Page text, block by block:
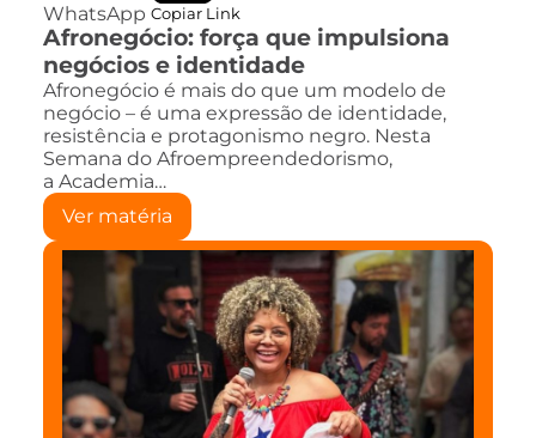
WhatsApp Copiar Link
Afronegócio: força que impulsiona
negócios e identidade
Afronegócio é mais do que um modelo de
negócio – é uma expressão de identidade,
resistência e protagonismo negro. Nesta
Semana do Afroempreendedorismo,
a Academia…
Ver matéria